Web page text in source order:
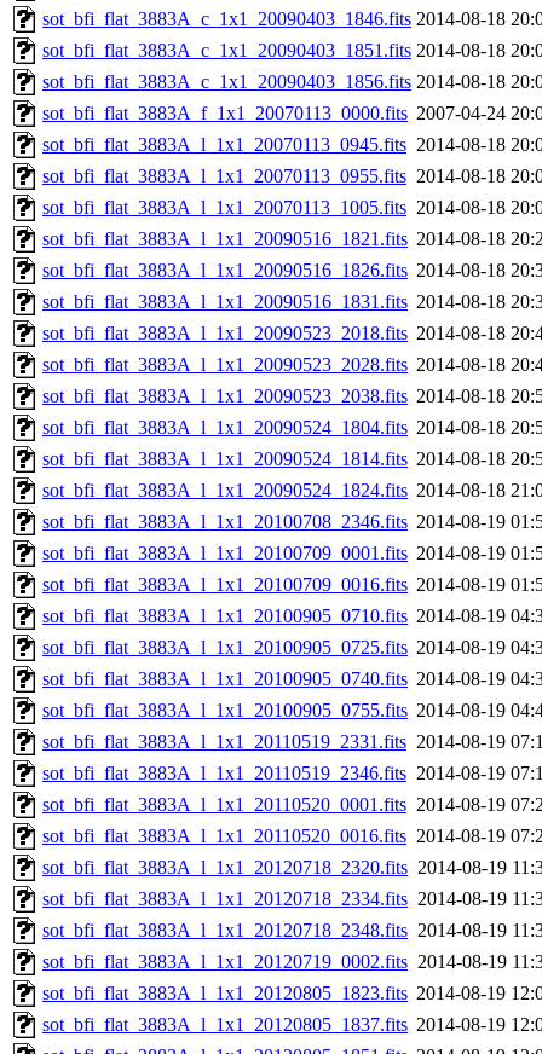
sot_bfi_flat_3883A_c_1x1_20090403_1846.fits 2014-08-18
sot_bfi_flat_3883A_c_1x1_20090403_1851.fits 2014-08-18
sot_bfi_flat_3883A_c_1x1_20090403_1856.fits 2014-08-18
sot_bfi_flat_3883A_f_1x1_20070113_0000.fits 2007-04-24
sot_bfi_flat_3883A_l_1x1_20070113_0945.fits 2014-08-18
sot_bfi_flat_3883A_l_1x1_20070113_0955.fits 2014-08-18
sot_bfi_flat_3883A_l_1x1_20070113_1005.fits 2014-08-18
sot_bfi_flat_3883A_l_1x1_20090516_1821.fits 2014-08-18
sot_bfi_flat_3883A_l_1x1_20090516_1826.fits 2014-08-18
sot_bfi_flat_3883A_l_1x1_20090516_1831.fits 2014-08-18
sot_bfi_flat_3883A_l_1x1_20090523_2018.fits 2014-08-18
sot_bfi_flat_3883A_l_1x1_20090523_2028.fits 2014-08-18
sot_bfi_flat_3883A_l_1x1_20090523_2038.fits 2014-08-18
sot_bfi_flat_3883A_l_1x1_20090524_1804.fits 2014-08-18
sot_bfi_flat_3883A_l_1x1_20090524_1814.fits 2014-08-18
sot_bfi_flat_3883A_l_1x1_20090524_1824.fits 2014-08-18
sot_bfi_flat_3883A_l_1x1_20100708_2346.fits 2014-08-19
sot_bfi_flat_3883A_l_1x1_20100709_0001.fits 2014-08-19
sot_bfi_flat_3883A_l_1x1_20100709_0016.fits 2014-08-19
sot_bfi_flat_3883A_l_1x1_20100905_0710.fits 2014-08-19
sot_bfi_flat_3883A_l_1x1_20100905_0725.fits 2014-08-19
sot_bfi_flat_3883A_l_1x1_20100905_0740.fits 2014-08-19
sot_bfi_flat_3883A_l_1x1_20100905_0755.fits 2014-08-19
sot_bfi_flat_3883A_l_1x1_20110519_2331.fits 2014-08-19
sot_bfi_flat_3883A_l_1x1_20110519_2346.fits 2014-08-19
sot_bfi_flat_3883A_l_1x1_20110520_0001.fits 2014-08-19
sot_bfi_flat_3883A_l_1x1_20110520_0016.fits 2014-08-19
sot_bfi_flat_3883A_l_1x1_20120718_2320.fits 2014-08-19
sot_bfi_flat_3883A_l_1x1_20120718_2334.fits 2014-08-19
sot_bfi_flat_3883A_l_1x1_20120718_2348.fits 2014-08-19
sot_bfi_flat_3883A_l_1x1_20120719_0002.fits 2014-08-19
sot_bfi_flat_3883A_l_1x1_20120805_1823.fits 2014-08-19
sot_bfi_flat_3883A_l_1x1_20120805_1837.fits 2014-08-19